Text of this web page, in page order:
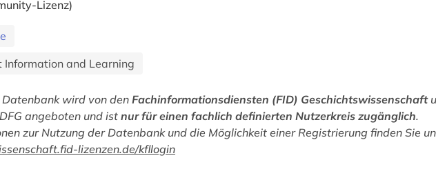
Lizenz)
Information and Learning
wird von den Fachinformationsdiensten (FID) Geschichtswissenschaft
angeboten und istnur für einen fachlich definierten Nutzerkreis zugänglich.
zur Nutzung der Datenbank und die Möglichkeit einer Registrierung finden Sie
lizenzen.de/kfllogin